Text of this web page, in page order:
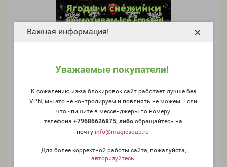
Важная информация!
Уважаемые покупатели!
К сожалению из-за блокировок сайт работает лучше без
VPN, мы это не контролируем и повлиять не можем. Если
что - пишите в мессенджеры по номеру
телефона+79686626875, либообращайтесь на
почту info@magicsoap.ru
Для более корректной работы сайта, пожалуйста,
авторизуйтесь.
×
"Ягоды и снежинки (по мотивам Ice Frosted
Berries), - отдушка США